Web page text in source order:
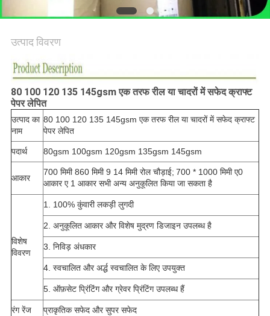
उत्पाद विवरण
80 100 120 135 145gsm एक तरफ रील या चादरों में सफेद क्राफ्ट
पेपर लेपित
उत्पाद का
नाम
80 100 120 135 145gsm एक तरफ रील या चादरों में सफेद क्राफ्ट
पेपर लेपित
पदार्थ 80gsm 100gsm 120gsm 135gsm 145gsm
आकार
700 मिमी 860 मिमी 9 14 मिमी रोल चौड़ाई; 700 * 1000 मिमी ए0
आकार ए 1 आकार सभी अन्य अनुकूलित किया जा सकता है
विशेष
विवरण
1. 100% कुंवारी लकड़ी लुगदी
2. अनुकूलित आकार और विशेष मुद्रण डिजाइन उपलब्ध है
3. निविड़ अंधकार
4. स्वचालित और अर्द्ध स्वचालित के लिए उपयुक्त
5. ऑफ़सेट प्रिंटिंग और ग्रेवर प्रिंटिंग उपलब्ध हैं
रंग रेंज प्राकृतिक सफेद और सुपर सफेद